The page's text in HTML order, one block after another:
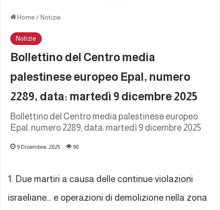
Home / Notizie
Notizie
Bollettino del Centro media
palestinese europeo Epal, numero
2289, data: martedì 9 dicembre 2025
Bollettino del Centro media palestinese europeo
Epal, numero 2289, data: martedì 9 dicembre 2025
9 Dicembre، 2025 98
1. Due martiri a causa delle continue violazioni
israeliane… e operazioni di demolizione nella zona